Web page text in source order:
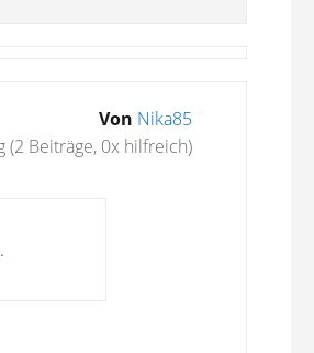
Von Nika85
(2 Beiträge, 0x hilfreich)